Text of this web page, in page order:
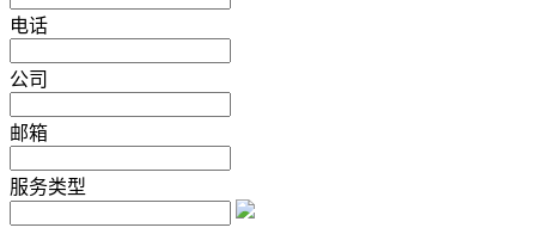
电话
公司
邮箱
服务类型